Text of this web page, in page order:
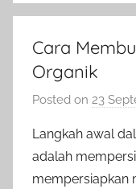
Cara
Organik
Posted on 23
Langkah awal
adalah
mempersiapkan